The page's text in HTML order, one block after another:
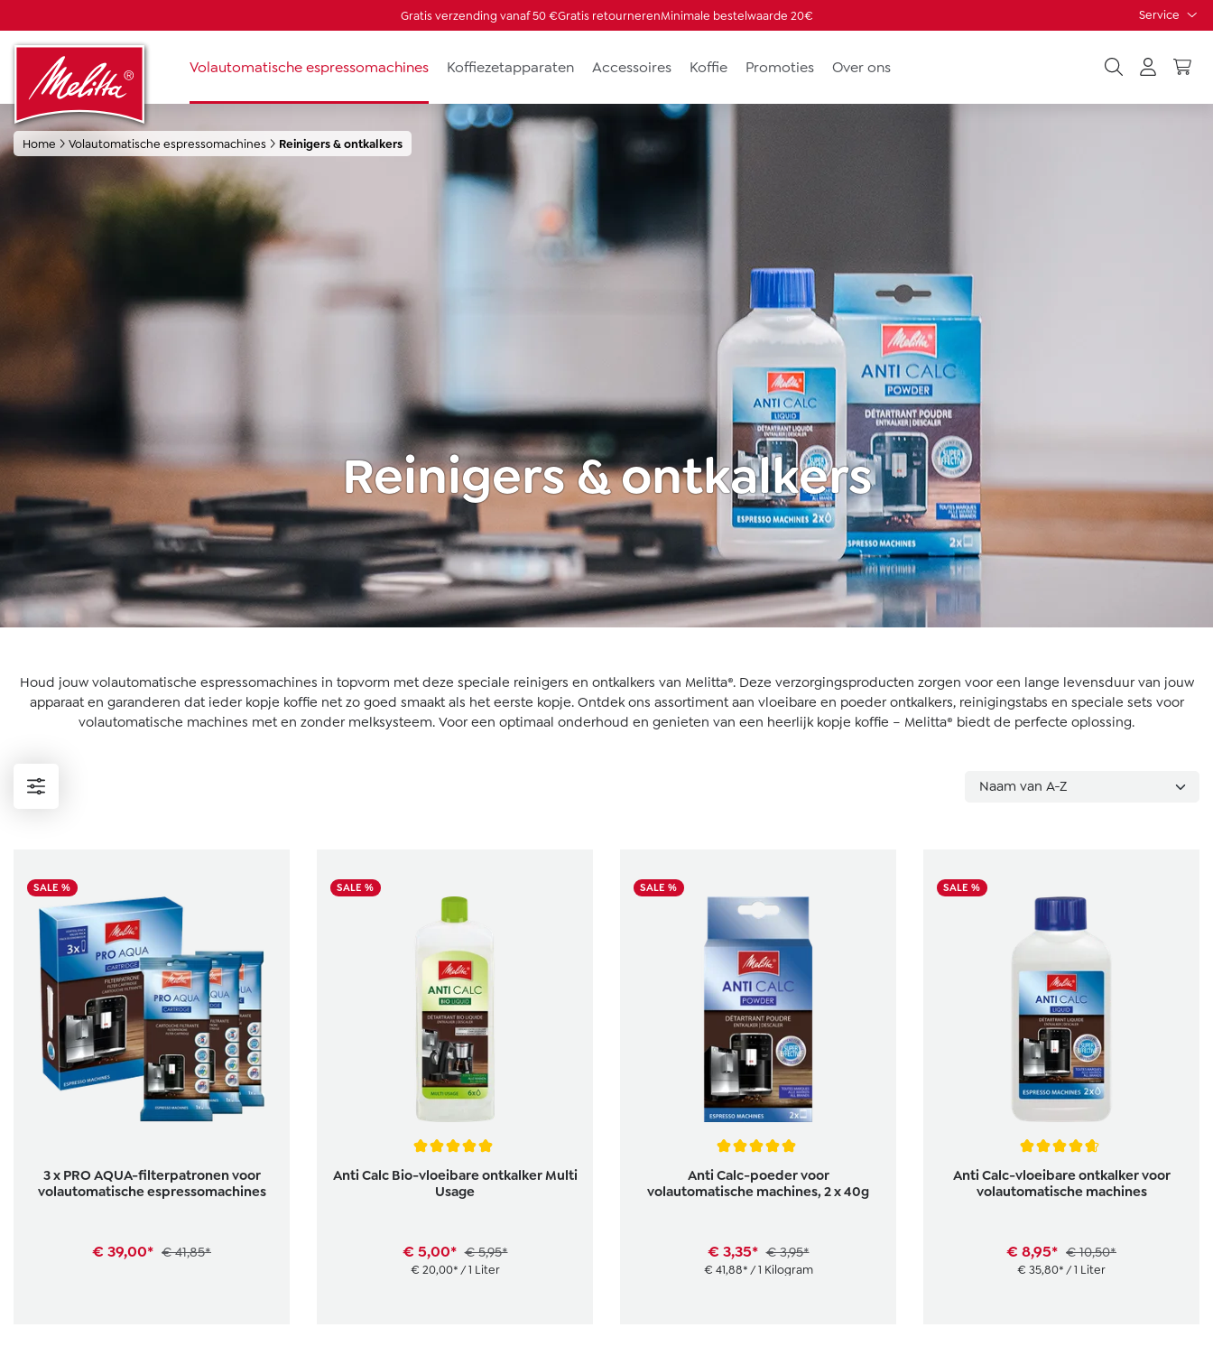
Gratis verzending vanaf 50 €Gratis retournerenMinimale bestelwaarde 20€ Service
Volautomatische espressomachines Koffiezetapparaten Accessoires Koffie Promoties Over ons
Home Volautomatische espressomachines Reinigers & ontkalkers
Reinigers & ontkalkers
Houd jouw volautomatische espressomachines in topvorm met deze speciale reinigers en ontkalkers van Melitta®. Deze verzorgingsproducten zorgen voor een lange levensduur van jouw
apparaat en garanderen dat ieder kopje koffie net zo goed smaakt als het eerste kopje. Ontdek ons assortiment aan vloeibare en poeder ontkalkers, reinigingstabs en speciale sets voor
volautomatische machines met en zonder melksysteem. Voor een optimaal onderhoud en genieten van een heerlijk kopje koffie – Melitta® biedt de perfecte oplossing.
SALE %
3 x PRO AQUA-filterpatronen voor
volautomatische espressomachines
€ 39,00* € 41,85*
SALE %
Gemiddelde waardering van 5 van 5 sterren
Anti Calc Bio-vloeibare ontkalker Multi
Usage
€ 5,00* € 5,95*
€ 20,00* / 1 Liter
SALE %
Gemiddelde waardering van 5 van 5 sterren
Anti Calc-poeder voor
volautomatische machines, 2 x 40g
€ 3,35* € 3,95*
€ 41,88* / 1 Kilogram
SALE %
Gemiddelde waardering van 4.8 van 5
Anti Calc-vloeibare ontkalker voor
volautomatische machines
€ 8,95* € 10,50*
€ 35,80* / 1 Liter